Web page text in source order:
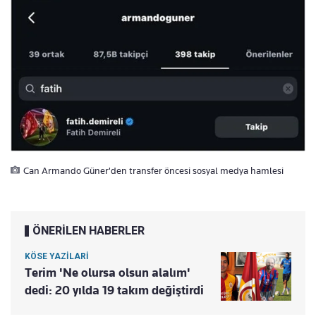
Can Armando Güner'den transfer öncesi sosyal medya hamlesi
ÖNERİLEN HABERLER
KÖSE YAZİLARİ
Terim 'Ne olursa olsun alalım'
dedi: 20 yılda 19 takım değiştirdi